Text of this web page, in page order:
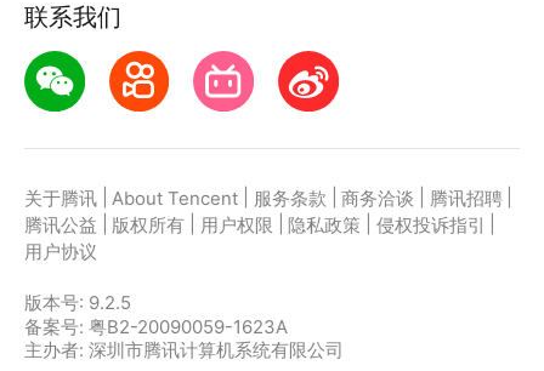
联系我们
关于腾讯 About Tencent 服务条款 商务洽谈 腾讯招聘
腾讯公益
版权所有 用户权限 隐私政策 侵权投诉指引
用户协议
版本号: 9.2.5
备案号: 粤B2-20090059-1623A
主办者: 深圳市腾讯计算机系统有限公司